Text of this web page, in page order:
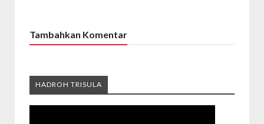
Tambahkan Komentar
HADROH TRISULA